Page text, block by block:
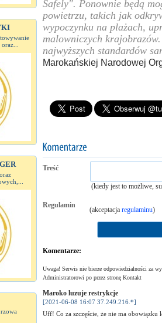
Safely". Ponownie będą
powietrzu, takich jak
wypoczynku na plażach,
malowniczych
najwyższych standardów
Marokańskiej Narodowej
Treść
(kiedy jest to możliwe,
Regulamin
(akceptacja regulaminu)
Komentarze:
Uwaga! Serwis nie bierze odpowiedzialności za
Administratorowi po przez stronę Kontakt
Maroko luzuje restrykcje
[2021-06-08 16:07 37.249.216.*]
Uff! Co za szczęście, że nie ma